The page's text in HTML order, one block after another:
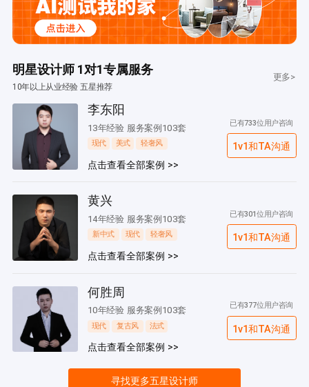
明星设计师 1对1专属服务
10年以上从业经验 五星推荐
更多>
李东阳
13年经验 服务案例103套
现代 美式 轻奢风
点击查看全部案例 >>
已有733位用户咨询
1v1和TA沟通
黄兴
14年经验 服务案例103套
新中式 现代 轻奢风
点击查看全部案例 >>
已有301位用户咨询
1v1和TA沟通
何胜周
10年经验 服务案例103套
现代 复古风 法式
点击查看全部案例 >>
已有377位用户咨询
1v1和TA沟通
寻找更多五星设计师